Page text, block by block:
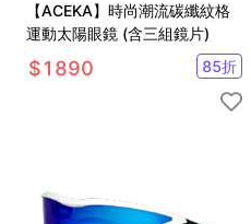
【ACEKA】時尚潮流碳纖紋格
運動太陽眼鏡 (含三組鏡片)
$1890 85折